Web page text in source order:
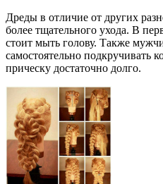
Дреды в отличие от других
более тщательного ухода. В
стоит мыть голову. Также
самостоятельно подкручивать
прическу достаточно долго.